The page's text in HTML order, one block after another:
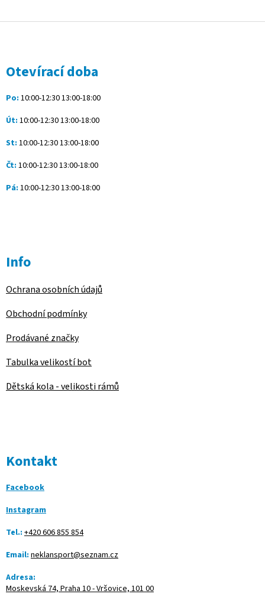
Otevírací doba
Po: 10:00-12:30 13:00-18:00
Út: 10:00-12:30 13:00-18:00
St: 10:00-12:30 13:00-18:00
Čt: 10:00-12:30 13:00-18:00
Pá: 10:00-12:30 13:00-18:00
Info
Ochrana osobních údajů
Obchodní podmínky
Prodávané značky
Tabulka velikostí bot
Dětská kola - velikosti rámů
Kontakt
Facebook
Instagram
Tel.: +420 606 855 854
Email: neklansport@seznam.cz
Adresa:
Moskevská 74, Praha 10 - Vršovice, 101 00